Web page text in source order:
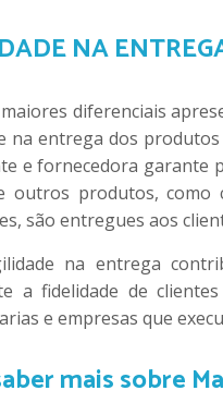
NA
diferenciais
na entrega dos
e fornecedora garante
outros produtos, como
são entregues aos
na entrega
a fidelidade de
e empresas que
mais sobre